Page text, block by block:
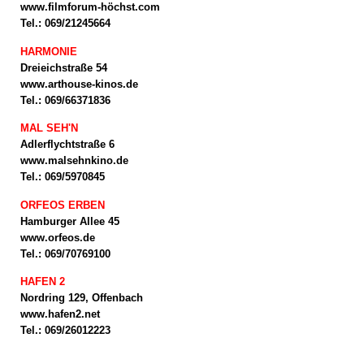
www.filmforum-höchst.com
Tel.: 069/21245664
HARMONIE
Dreieichstraße 54
www.arthouse-kinos.de
Tel.: 069/66371836
MAL SEH'N
Adlerflychtstraße 6
www.malsehnkino.de
Tel.: 069/5970845
ORFEOS ERBEN
Hamburger Allee 45
www.orfeos.de
Tel.: 069/70769100
HAFEN 2
Nordring 129, Offenbach
www.hafen2.net
Tel.: 069/26012223